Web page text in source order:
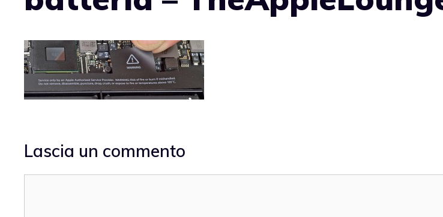
Lascia un commento